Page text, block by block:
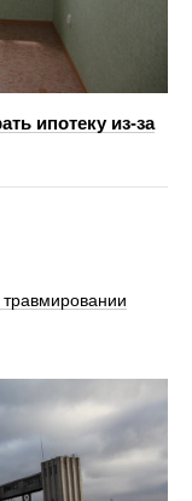
ипотеку из-за